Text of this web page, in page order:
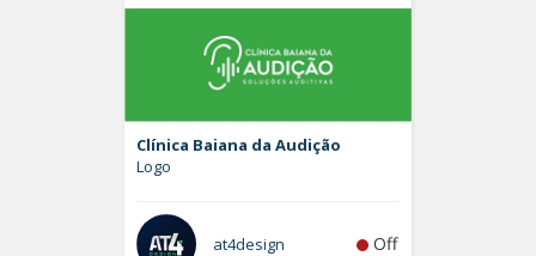
Clínica Baiana da Audição
Logo
at4design Off